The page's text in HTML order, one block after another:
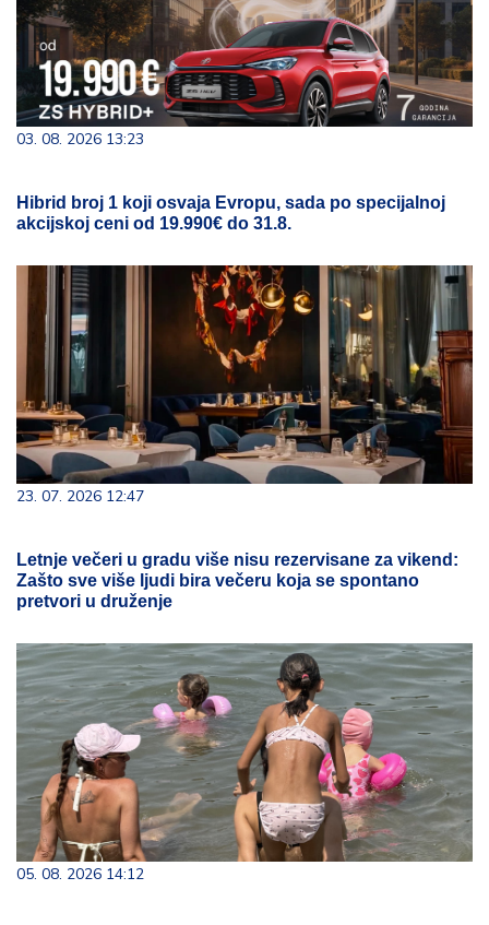
03. 08. 2026 13:23
Hibrid broj 1 koji osvaja Evropu, sada po specijalnoj
akcijskoj ceni od 19.990€ do 31.8.
23. 07. 2026 12:47
Letnje večeri u gradu više nisu rezervisane za vikend:
Zašto sve više ljudi bira večeru koja se spontano
pretvori u druženje
05. 08. 2026 14:12